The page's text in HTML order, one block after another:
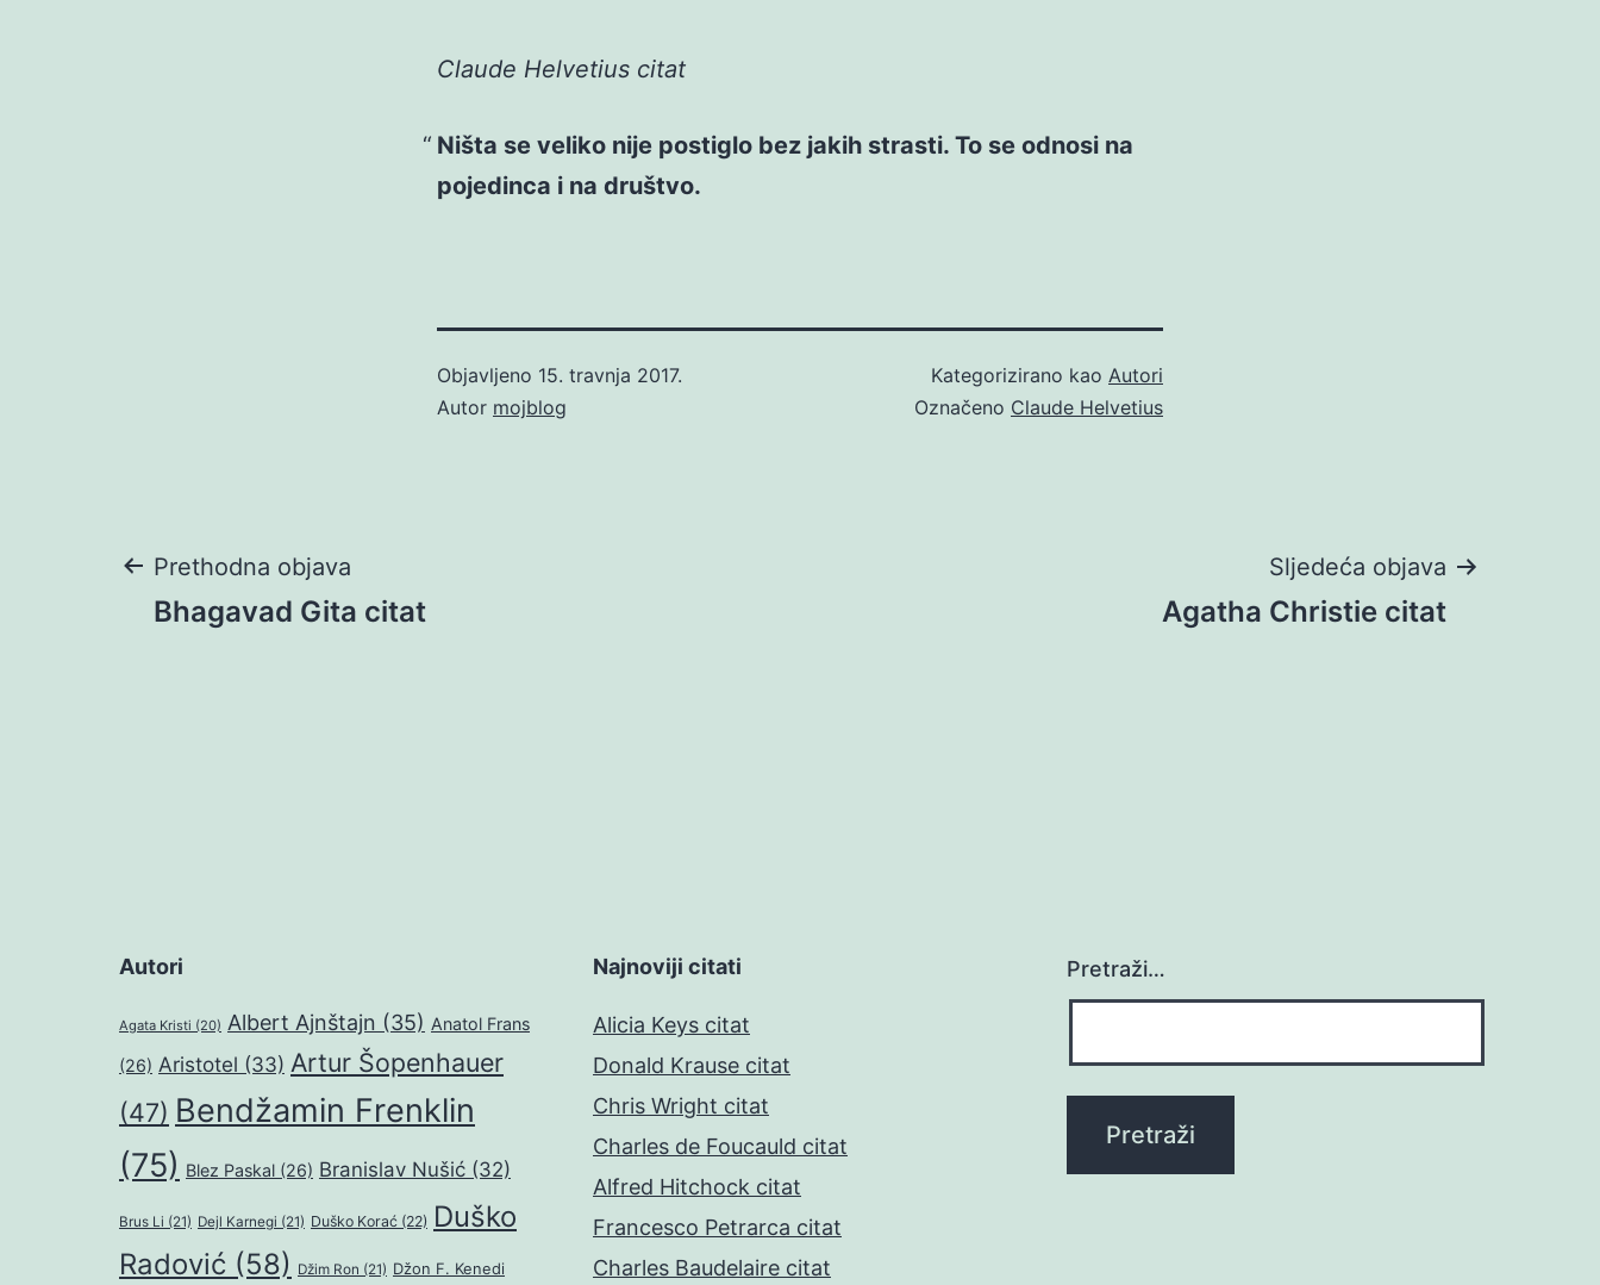
Claude Helvetius citat
Ništa se veliko nije postiglo bez jakih strasti. To se odnosi na
pojedinca i na društvo.
Objavljeno 15. travnja 2017.
Autor mojblog
Kategorizirano kao Autori
Označeno Claude Helvetius
Navigacija
Prethodna objava
Bhagavad Gita citat
Sljedeća objava
Agatha Christie citat
Autori
Agata Kristi (20) Albert Ajnštajn (35) Anatol Frans
(26) Aristotel (33) Artur Šopenhauer
(47) Bendžamin Frenklin
(75) Blez Paskal (26) Branislav Nušić (32)
Brus Li (21) Dejl Karnegi (21) Duško Korać (22) Duško
Radović (58) Džim Ron (21) Džon F. Kenedi
Najnoviji citati
Alicia Keys citat
Donald Krause citat
Chris Wright citat
Charles de Foucauld citat
Alfred Hitchock citat
Francesco Petrarca citat
Charles Baudelaire citat
Pretraži…